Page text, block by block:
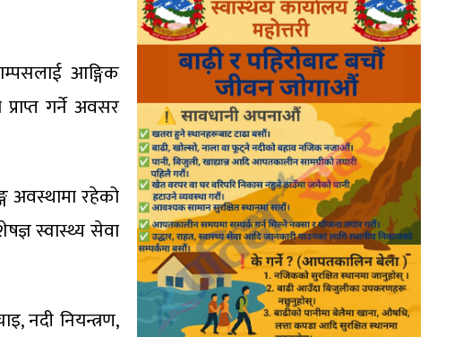
आङ्गिक
गर्ने अवसर
अवस्थामा रहेको
स्वास्थ्य सेवा
नदी नियन्त्रण,